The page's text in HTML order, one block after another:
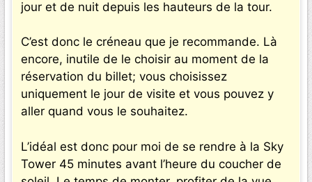
jour et de nuit depuis les hauteurs de la tour.
C’est donc le créneau que je recommande. Là
encore, inutile de le choisir au moment de la
réservation du billet; vous choisissez
uniquement le jour de visite et vous pouvez y
aller quand vous le souhaitez.
L’idéal est donc pour moi de se rendre à la Sky
Tower 45 minutes avant l’heure du coucher de